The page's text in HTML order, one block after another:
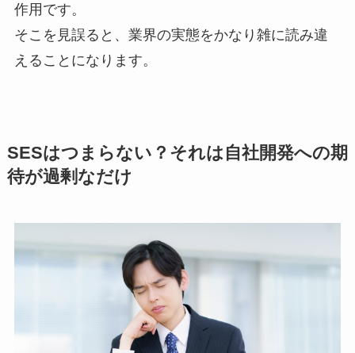
作用です。
そこを見誤ると、業界の実態をかなり雑に読み違
えることになります。
SESはつまらない？それは自社開発への期
待が過剰なだけ